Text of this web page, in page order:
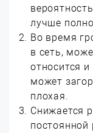
лучше
Во время
в сеть,
относится
может
плохая.
Снижается